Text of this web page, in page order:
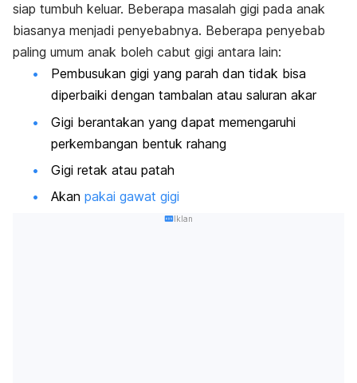
siap tumbuh keluar. Beberapa masalah gigi pada anak
biasanya menjadi penyebabnya. Beberapa penyebab
paling umum anak boleh cabut gigi antara lain:
Pembusukan gigi yang parah dan tidak bisa
diperbaiki dengan tambalan atau saluran akar
Gigi berantakan yang dapat memengaruhi
perkembangan bentuk rahang
Gigi retak atau patah
Akan pakai gawat gigi
Iklan